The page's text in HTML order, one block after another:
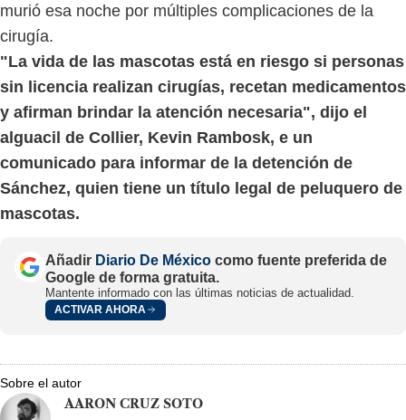
murió esa noche por múltiples complicaciones de la
cirugía.
"La vida de las mascotas está en riesgo si personas
sin licencia realizan cirugías, recetan medicamentos
y afirman brindar la atención necesaria", dijo el
alguacil de Collier, Kevin Rambosk, e un
comunicado para informar de la detención de
Sánchez, quien tiene un título legal de peluquero de
mascotas.
Añadir Diario De México como fuente preferida de
Google de forma gratuita.
Mantente informado con las últimas noticias de actualidad.
ACTIVAR AHORA
Sobre el autor
AARON CRUZ SOTO